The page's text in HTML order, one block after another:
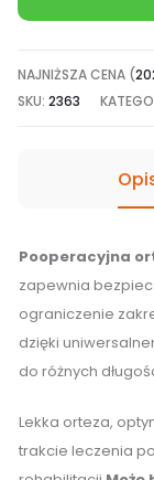
ruchomości
Actimove®
Brace
uniwersalna
NAJNIŻSZA CENA (
SKU:2363
Pooperacyjna
zapewnia
ograniczenie
dzięki
do różnych
Lekka orteza,
trakcie leczenia